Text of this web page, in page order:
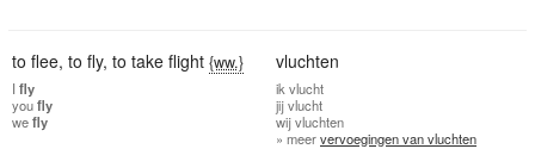
to flee, to fly, to take flight {ww.} vluchten
I fly
youfly
wefly
ik vlucht
jijvlucht
wijvluchten
» meervervoegingen van vluchten